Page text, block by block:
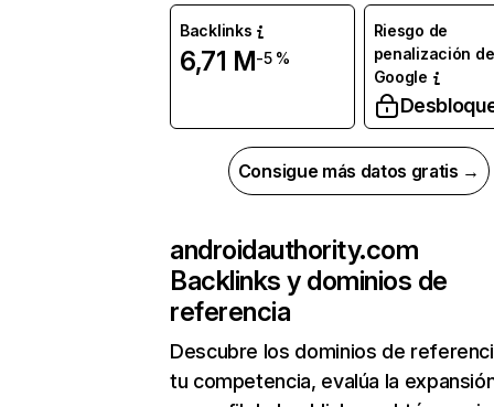
Backlinks
6,71 M-5 %
Riesgo de
penalización de
Google
Consigue más datos gratis →
androidauthority.com
Backlinks y dominios de
referencia
Descubre los dominios de
tu competencia, evalúa la